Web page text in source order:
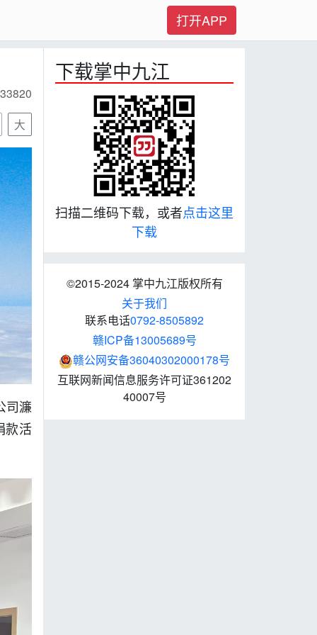
打开APP
大
司濂
款活
下载掌中九江
扫描二维码下载，或者点击这里
下载
©2015-2024 掌中九江版权所有
关于我们
联系电话0792-8505892
赣ICP备13005689号
赣公网安备36040302000178号
互联网新闻信息服务许可证361202
40007号